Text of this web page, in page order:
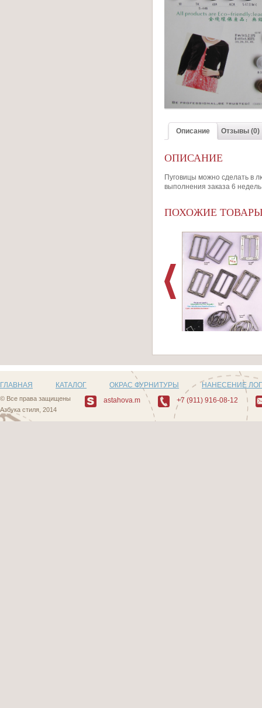
Описание Отзывы (0)
ОПИСАНИЕ
Пуговицы можно сделать в
выполнения заказа 6
ПОХОЖИЕ
ГЛАВНАЯ КАТАЛОГ ОКРАС ФУРНИТУРЫ НАНЕСЕНИЕ
© Все права защищены
Азбука стиля, 2014
astahova.m +7 (911) 916-08-12